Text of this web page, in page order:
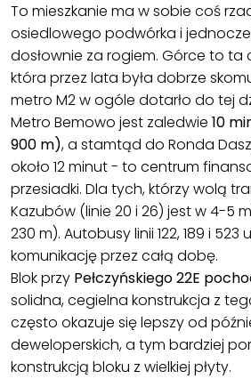
To mieszkanie ma w sobie coś
osiedlowego podwórka i
dosłownie za rogiem. Górce to ta
która przez lata była dobrze
metro M2 w ogóle dotarło do tej
Metro Bemowo jest zaledwie 10
900 m), a stamtąd do Ronda
około 12 minut - to centrum
przesiadki. Dla tych, którzy wolą
Kazubów (linie 20 i 26) jest w 4-5
230 m). Autobusy linii 122, 189 i 523
komunikację przez całą dobę.
Blok przy Pełczyńskiego 22E
solidna, cegielna konstrukcja z
często okazuje się lepszy od
deweloperskich, a tym bardziej
konstrukcją bloku z wielkiej płyty.